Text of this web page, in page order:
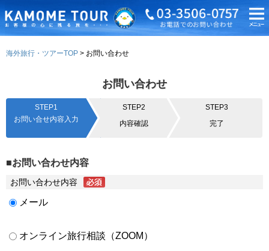
海外旅行・ツアーTOP お問い合わせ
お問い合わせ
STEP1
お問い合せ内容入力
STEP2
内容確認
STEP3
完了
■お問い合わせ内容
お問い合わせ内容
メール
オンライン旅行相談（ZOOM）